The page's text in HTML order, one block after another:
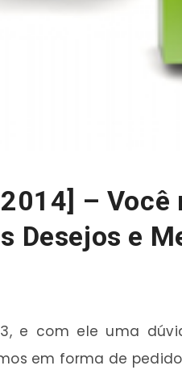
2014] –
Desejos e
e com ele uma
em forma de